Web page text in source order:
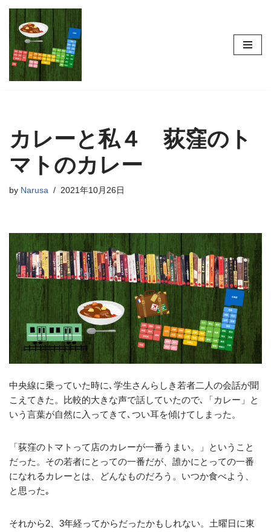
コ
ン
テ
ン
キ
ッ
プ
カレーと私４ 荻窪のト
マトのカレー
by Narusa 2021年10月26日
中央線に乗っていた時に､学生さんらしき若者二人の会話が聞
こえてきた。比較的大きな声で話していたので､「カレー」と
いう言葉が自然に入ってきて､つい耳を傾けてしまった。
「荻窪のトマトって店のカレーが一番うまい。」ということ
だった。その若者にとっての一番だが、誰かにとっての一番
になれるカレーとは、どんなものだろう。いつか食べよう、
と思った｡
それから2、3年経ってからだったかもしれない。土曜日に東